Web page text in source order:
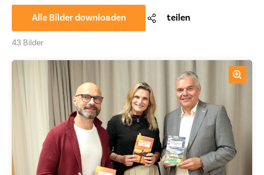
Alle Bilder downloaden teilen
43 Bilder